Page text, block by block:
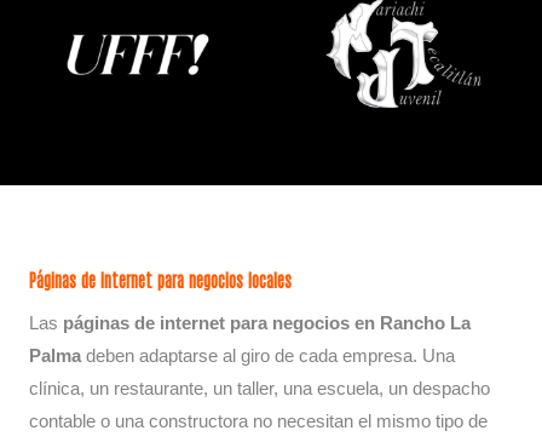
Páginas de internet para negocios locales
Las páginas de internet para negocios en Rancho La
Palma deben adaptarse al giro de cada empresa. Una
clínica, un restaurante, un taller, una escuela, un despacho
contable o una constructora no necesitan el mismo tipo de